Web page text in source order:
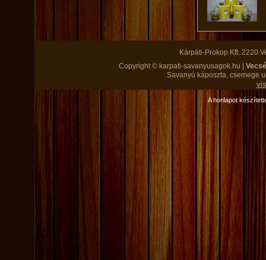
Kárpáti-Prokop Kft. 2220
Copyright © karpati-savanyusagok.hu |
Savanyú káposzta, csemege
A honlapot